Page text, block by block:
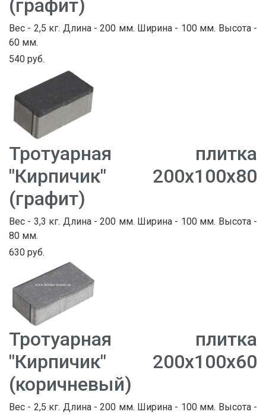
(графит)
Вес - 2,5 кг. Длина - 200 мм. Ширина - 100 мм. Высота -
60 мм.
540 руб.
Тротуарная плитка
"Кирпичик" 200х100х80
(графит)
Вес - 3,3 кг. Длина - 200 мм. Ширина - 100 мм. Высота -
80 мм.
630 руб.
Тротуарная плитка
"Кирпичик" 200х100х60
(коричневый)
Вес - 2,5 кг. Длина - 200 мм. Ширина - 100 мм. Высота -